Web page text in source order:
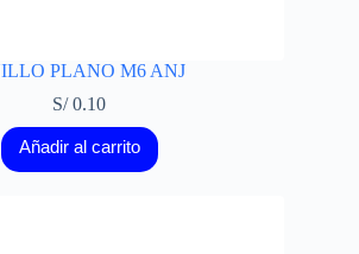
PLANO M6 ANJ
S/0.10
Añadir al carrito